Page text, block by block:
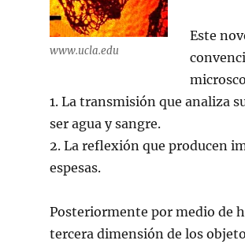
www.ucla.edu
Este
1. La transmisión que analiza
ser agua y sangre.
2. La reflexión que producen
espesas.
Posteriormente por medio de
tercera dimensión de los